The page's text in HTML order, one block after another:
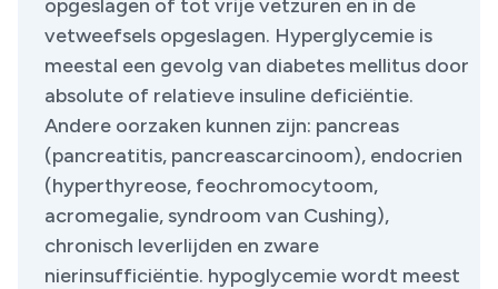
opgeslagen of tot vrije vetzuren en in de
vetweefsels opgeslagen. Hyperglycemie is
meestal een gevolg van diabetes mellitus door
absolute of relatieve insuline deficiëntie.
Andere oorzaken kunnen zijn: pancreas
(pancreatitis, pancreascarcinoom), endocrien
(hyperthyreose, feochromocytoom,
acromegalie, syndroom van Cushing),
chronisch leverlijden en zware
nierinsufficiëntie. hypoglycemie wordt meest